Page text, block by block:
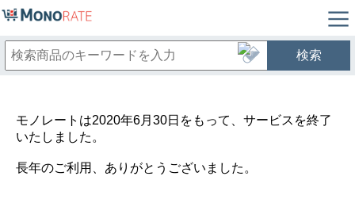
検索
モノレートは2020年6月30日をもって、サービスを終了
いたしました。
長年のご利用、ありがとうございました。